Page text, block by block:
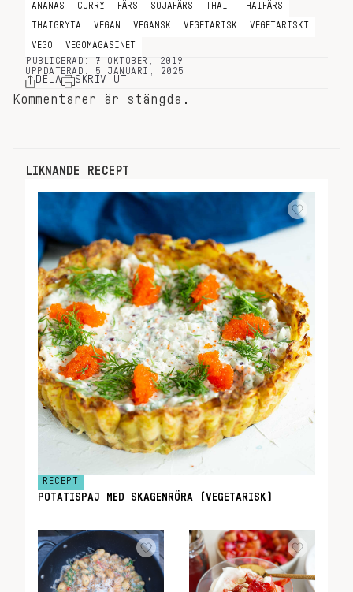
ANANAS CURRY FÄRS SOJAFÄRS THAI THAIFÄRS
THAIGRYTA VEGAN VEGANSK VEGETARISK VEGETARISKT
VEGO
VEGOMAGASINET
PUBLICERAD: 7 OKTOBER, 2019
UPPDATERAD: 5 JANUARI, 2025
DELA SKRIV UT
Kommentarer är stängda.
LIKNANDE RECEPT
RECEPT
POTATISPAJ MED SKAGENRÖRA (VEGETARISK)